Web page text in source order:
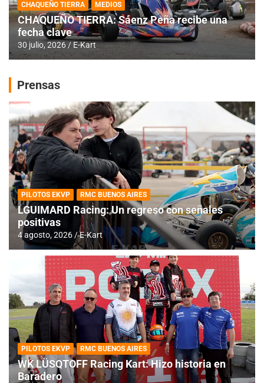
CHAQUEÑO TIERRA MEDIOS
CHAQUEÑO TIERRA: Sáenz Peña recibe una
fecha clave
30 julio, 2026 E-Kart
Prensas
PILOTOS EKVP RMC BUENOS AIRES
LGUIMARD Racing: Un regreso con señales
positivas
4 agosto, 2026 E-Kart
PILOTOS EKVP RMC BUENOS AIRES
WK LÜSQTOFF Racing Kart: Hizo historia en
Baradero